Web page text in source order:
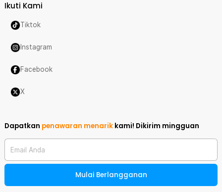
Ikuti Kami
Tiktok
Instagram
Facebook
X
Dapatkan penawaran menarik kami! Dikirim mingguan
Email Anda
Mulai Berlangganan